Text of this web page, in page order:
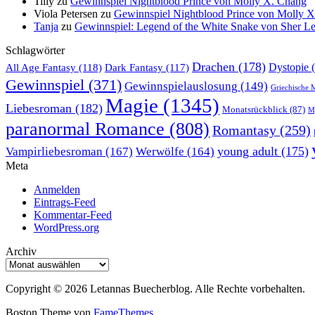
Viola Petersen zu Gewinnspiel Nightblood Prince von Molly
Tanja zu Gewinnspiel: Legend of the White Snake von Sher
Schlagwörter
All Age Fantasy (118) Dark Fantasy (117) Drachen (178) Dystopie
Gewinnspiel (371) Gewinnspielauslosung (149) Griechische
Liebesroman (182) Magie (1345) Monatsrückblick (87)
paranormal Romance (808) Romantasy (259)
Vampirliebesroman (167) Werwölfe (164) young adult (175)
Meta
Anmelden
Eintrags-Feed
Kommentar-Feed
WordPress.org
Archiv
Archiv
Copyright © 2026 Letannas Buecherblog. Alle Rechte vorbehalten.
Boston Theme von FameThemes